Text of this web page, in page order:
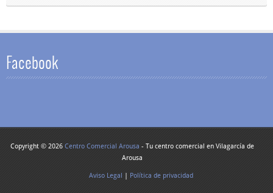
Facebook
Copyright © 2026 Centro Comercial Arousa - Tu centro comercial en Vilagarcía de
Arousa
Aviso Legal | Política de privacidad